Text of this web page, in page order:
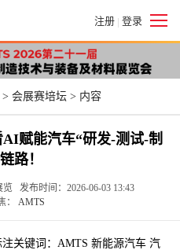
注册 | 登录
> 会展赛培坛 > 内容
赋能汽车“研发-测试-制
路！
发布时间：2026-06-03 13:43
：
AMTS
注关键词：AMTS 新能源汽车 汽